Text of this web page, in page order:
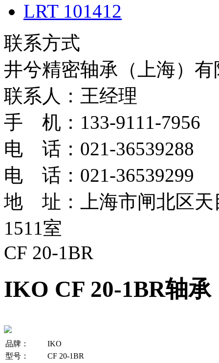
LRT 101412
联系方式
井兮精密轴承（上海）有
联系人：王经理
手 机：133-9111-7956
电 话：021-36539288
电 话：021-36539299
地 址：上海市闸北区天
1511室
CF 20-1BR
IKO CF 20-1BR轴承
品牌：
IKO
型号：
CF 20-1BR